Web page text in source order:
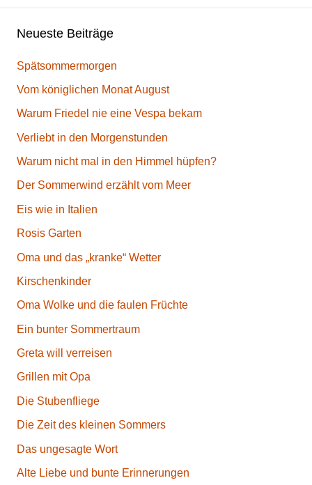
Neueste Beiträge
Spätsommermorgen
Vom königlichen Monat August
Warum Friedel nie eine Vespa bekam
Verliebt in den Morgenstunden
Warum nicht mal in den Himmel hüpfen?
Der Sommerwind erzählt vom Meer
Eis wie in Italien
Rosis Garten
Oma und das „kranke“ Wetter
Kirschenkinder
Oma Wolke und die faulen Früchte
Ein bunter Sommertraum
Greta will verreisen
Grillen mit Opa
Die Stubenfliege
Die Zeit des kleinen Sommers
Das ungesagte Wort
Alte Liebe und bunte Erinnerungen